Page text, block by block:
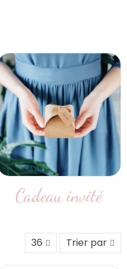
Cadeau invité
36 Trier par